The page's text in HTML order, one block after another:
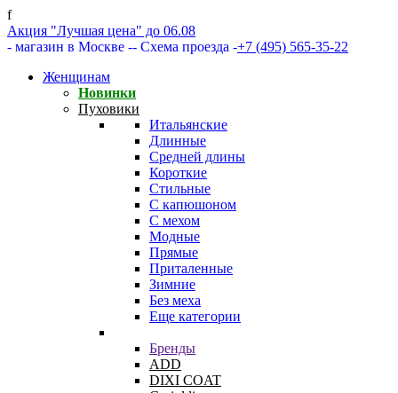
f
Акция "Лучшая цена" до 06.08
- магазин в Москве -- Схема проезда -+7 (495) 565-35-22
Женщинам
Новинки
Пуховики
Итальянские
Длинные
Средней длины
Короткие
Стильные
С капюшоном
С мехом
Модные
Прямые
Приталенные
Зимние
Без меха
Еще категории
Бренды
ADD
DIXI COAT